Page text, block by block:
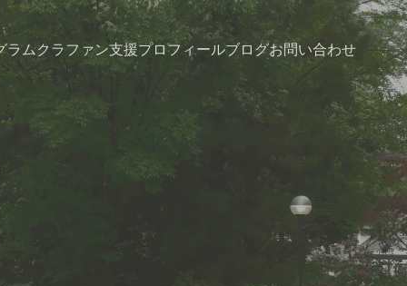
ラムクラファン支援プロフィールブログお問い合わせ